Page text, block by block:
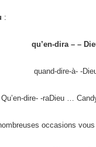
:
qu’en-dira – –
quand-dire-à- -
Qu’en-dire- -raDieu …
occasions